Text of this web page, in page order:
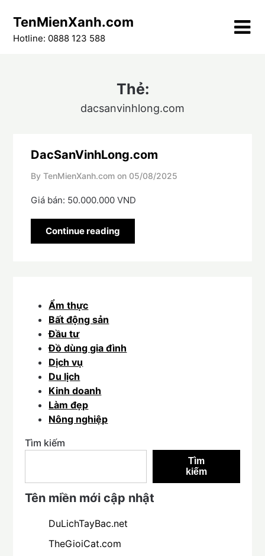
content
TenMienXanh.com
Hotline: 0888 123 588
Thẻ:
dacsanvinhlong.com
DacSanVinhLong.com
By TenMienXanh.com on 05/08/2025
Giá bán: 50.000.000 VND
Continue reading
Ẩm thực
Bất động sản
Đầu tư
Đồ dùng gia đình
Dịch vụ
Du lịch
Kinh doanh
Làm đẹp
Nông nghiệp
Tìm kiếm
Tìm
kiếm
Tên miền mới cập nhật
DuLichTayBac.net
TheGioiCat.com